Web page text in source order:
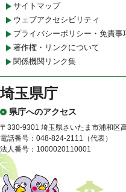
サイトマップ
ウェブアクセシビリティ
プライバシーポリシー・免責事
著作権・リンクについて
関係機関リンク集
埼玉県庁
県庁へのアクセス
〒330-9301 埼玉県さいたま市浦和区
電話番号：048-824-2111（代表）
法人番号：1000020110001